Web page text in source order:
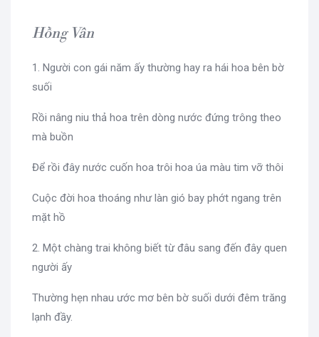
Hồng Vân
1. Người con gái năm ấy thường hay ra hái hoa bên bờ
suối
Rồi nâng niu thả hoa trên dòng nước đứng trông theo
mà buồn
Để rồi đây nước cuốn hoa trôi hoa úa màu tim vỡ thôi
Cuộc đời hoa thoáng như làn gió bay phớt ngang trên
mặt hồ
2. Một chàng trai không biết từ đâu sang đến đây quen
người ấy
Thường hẹn nhau ước mơ bên bờ suối dưới đêm trăng
lạnh đầy.